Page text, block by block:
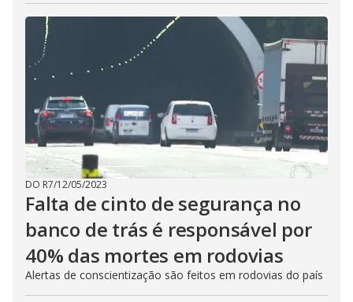
DO R7/12/05/2023
Falta de cinto de segurança no
banco de trás é responsável por
40% das mortes em rodovias
Alertas de conscientização são feitos em rodovias do país